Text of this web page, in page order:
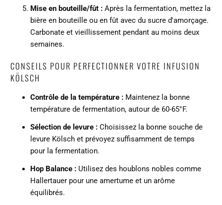
Mise en bouteille/fût : Après la fermentation, mettez la
bière en bouteille ou en fût avec du sucre d'amorçage.
Carbonate et vieillissement pendant au moins deux
semaines.
CONSEILS POUR PERFECTIONNER VOTRE INFUSION
KÖLSCH
Contrôle de la température : Maintenez la bonne
température de fermentation, autour de 60-65°F.
Sélection de levure : Choisissez la bonne souche de
levure Kölsch et prévoyez suffisamment de temps
pour la fermentation.
Hop Balance : Utilisez des houblons nobles comme
Hallertauer pour une amertume et un arôme
équilibrés.